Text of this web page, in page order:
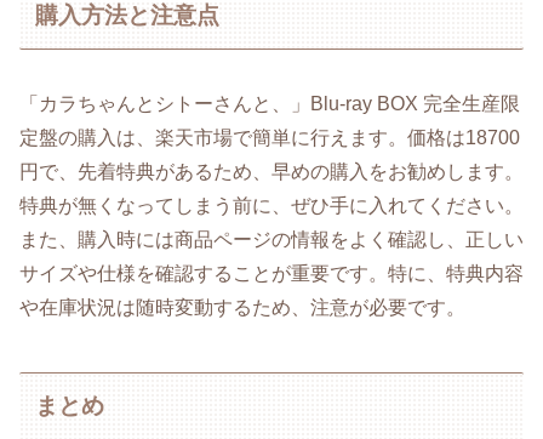
購入方法と注意点
「カラちゃんとシトーさんと、」Blu-ray BOX 完全生産限
定盤の購入は、楽天市場で簡単に行えます。価格は18700
円で、先着特典があるため、早めの購入をお勧めします。
特典が無くなってしまう前に、ぜひ手に入れてください。
また、購入時には商品ページの情報をよく確認し、正しい
サイズや仕様を確認することが重要です。特に、特典内容
や在庫状況は随時変動するため、注意が必要です。
まとめ